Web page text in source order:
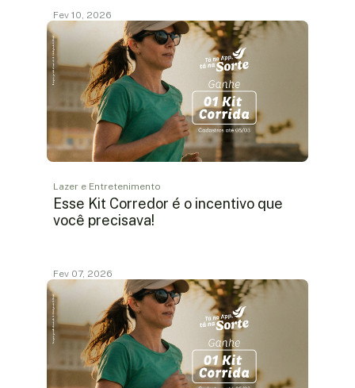
Fev 10, 2026
Lazer e Entretenimento
Esse Kit Corredor é o incentivo que
você precisava!
Fev 07, 2026